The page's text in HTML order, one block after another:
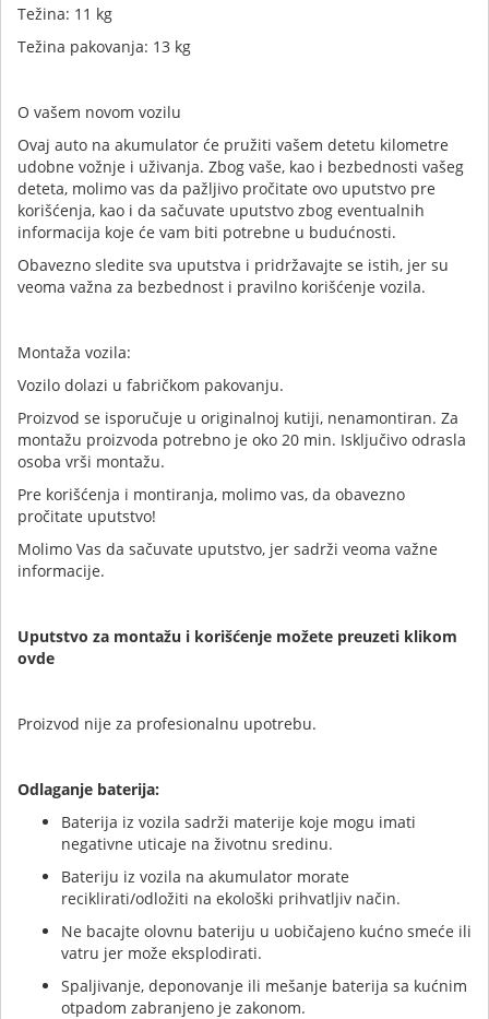
Težina: 11 kg
Težina pakovanja: 13 kg
O vašem novom vozilu
Ovaj auto na akumulator će pružiti vašem detetu kilometre
udobne vožnje i uživanja. Zbog vaše, kao i bezbednosti vašeg
deteta, molimo vas da pažljivo pročitate ovo uputstvo pre
korišćenja, kao i da sačuvate uputstvo zbog eventualnih
informacija koje će vam biti potrebne u budućnosti.
Obavezno sledite sva uputstva i pridržavajte se istih, jer su
veoma važna za bezbednost i pravilno korišćenje vozila.
Montaža vozila:
Vozilo dolazi u fabričkom pakovanju.
Proizvod se isporučuje u originalnoj kutiji, nenamontiran. Za
montažu proizvoda potrebno je oko 20 min. Isključivo odrasla
osoba vrši montažu.
Pre korišćenja i montiranja, molimo vas, da obavezno
pročitate uputstvo!
Molimo Vas da sačuvate uputstvo, jer sadrži veoma važne
informacije.
Uputstvo za montažu i korišćenje možete preuzeti klikom
ovde
Proizvod nije za profesionalnu upotrebu.
Odlaganje baterija:
Baterija iz vozila sadrži materije koje mogu imati
negativne uticaje na životnu sredinu.
Bateriju iz vozila na akumulator morate
reciklirati/odložiti na ekološki prihvatljiv način.
Ne bacajte olovnu bateriju u uobičajeno kućno smeće ili
vatru jer može eksplodirati.
Spaljivanje, deponovanje ili mešanje baterija sa kućnim
otpadom zabranjeno je zakonom.